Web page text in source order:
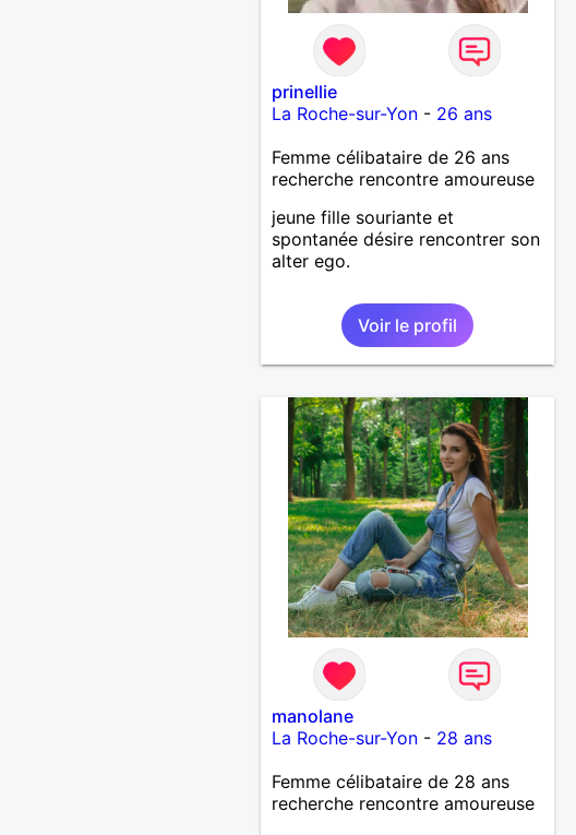
prinellie
La Roche-sur-Yon- 26 ans
Femme célibataire de 26 ans
recherche rencontre amoureuse
jeune fille souriante et
spontanée désire rencontrer son
alter ego.
Voir le profil
manolane
La Roche-sur-Yon- 28 ans
Femme célibataire de 28 ans
recherche rencontre amoureuse